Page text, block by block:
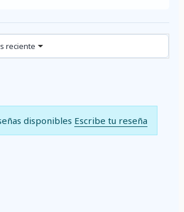
reciente
disponibles Escribe tu reseña